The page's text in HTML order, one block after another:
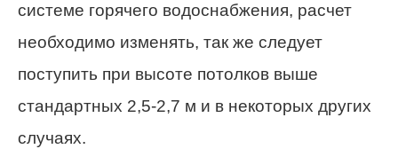
системе горячего водоснабжения, расчет
необходимо изменять, так же следует
поступить при высоте потолков выше
стандартных 2,5-2,7 м и в некоторых других
случаях.